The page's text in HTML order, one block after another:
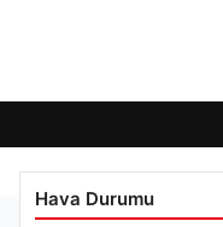
Hava Durumu